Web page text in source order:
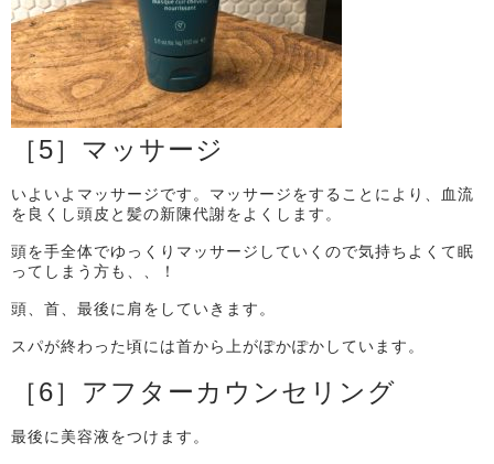
［5］マッサージ
いよいよマッサージです。マッサージをすることにより、血流
を良くし頭皮と髪の新陳代謝をよくします。
頭を手全体でゆっくりマッサージしていくので気持ちよくて眠
ってしまう方も、、！
頭、首、最後に肩をしていきます。
スパが終わった頃には首から上がぽかぽかしています。
［6］アフターカウンセリング
最後に美容液をつけます。